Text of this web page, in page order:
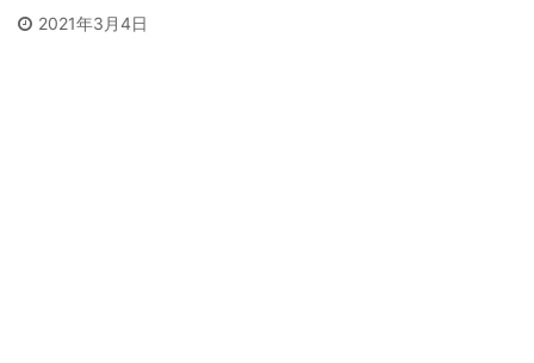
2021年3月4日